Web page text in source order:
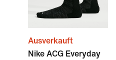
Ausverkauft
Nike ACG Everyday